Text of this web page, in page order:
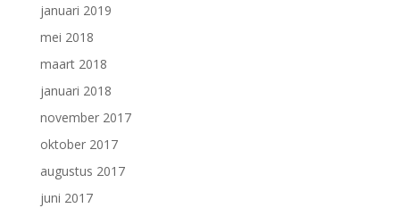
januari 2019
mei 2018
maart 2018
januari 2018
november 2017
oktober 2017
augustus 2017
juni 2017